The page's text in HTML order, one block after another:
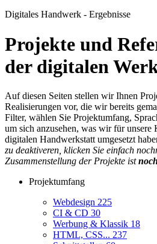
Digitales Handwerk - Ergebnisse
Projekte und
der digitalen
Auf diesen Seiten stellen wir Ihnen
Realisierungen vor, die wir bereits
Filter, wählen Sie Projektumfang,
um sich anzusehen, was wir für unsere
digitalen Handwerkstatt umgesetzt
zu deaktiveren, klicken Sie einfach
Zusammenstellung der Projekte ist
Projektumfang
Webdesign 225
CI & CD 30
Werbung & Klassik 18
HTML, CSS... 237